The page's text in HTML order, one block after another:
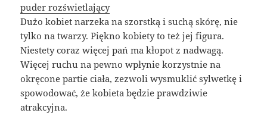
puder rozświetlający
Dużo kobiet narzeka na szorstką i suchą skórę, nie
tylko na twarzy. Piękno kobiety to też jej figura.
Niestety coraz więcej pań ma kłopot z nadwagą.
Więcej ruchu na pewno wpłynie korzystnie na
okręcone partie ciała, zezwoli wysmuklić sylwetkę i
spowodować, że kobieta będzie prawdziwie
atrakcyjna.